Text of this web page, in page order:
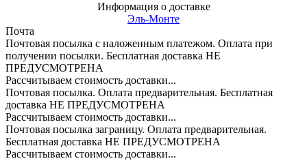
Информация о доставке
Эль-Монте
Почта
Почтовая посылка с наложенным платежом. Оплата при
получении посылки. Бесплатная доставка НЕ
ПРЕДУСМОТРЕНА
Рассчитываем стоимость доставки...
Почтовая посылка. Оплата предварительная. Бесплатная
доставка НЕ ПРЕДУСМОТРЕНА
Рассчитываем стоимость доставки...
Почтовая посылка заграницу. Оплата предварительная.
Бесплатная доставка НЕ ПРЕДУСМОТРЕНА
Рассчитываем стоимость доставки...